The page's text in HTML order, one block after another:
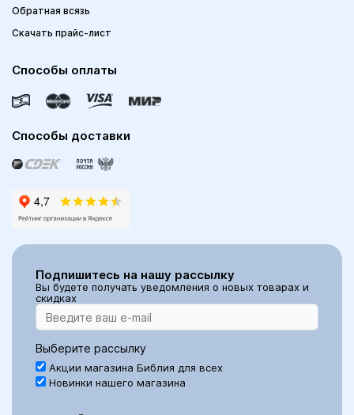
Обратная всязь
Скачать прайс-лист
Способы оплаты
Способы доставки
Подпишитесь на нашу рассылку
Вы будете получать уведомления о новых товарах и
скидках
Выберите рассылку
Акции магазина Библия для всех
Новинки нашего магазина